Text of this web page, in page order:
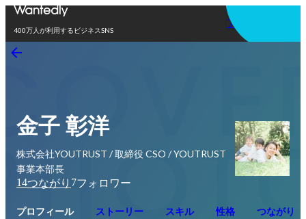
400万人が利用するビジネスSNS
アプリを使う
金子 彰洋
株式会社YOUTRUST / 取締役 CSO / YOUTRUST
事業本部長
14つながり 7フォロワー
プロフィール ストーリー スキル 性格 つながり